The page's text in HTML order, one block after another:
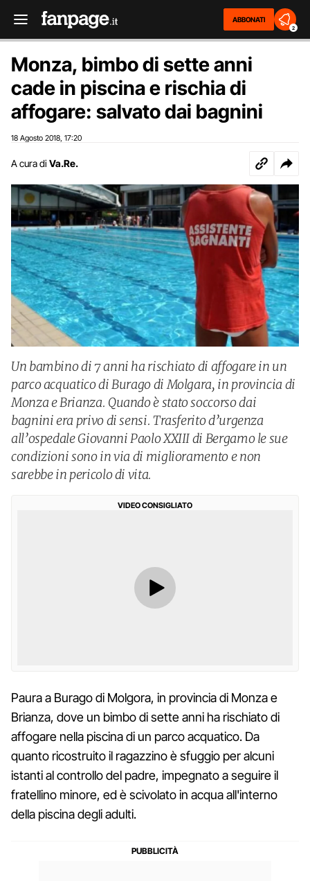
ABBONATI
2
Monza, bimbo di sette anni
cade in piscina e rischia di
affogare: salvato dai bagnini
18 Agosto 2018 17:20
A cura di Va.Re.
Un bambino di 7 anni ha rischiato di affogare in un
parco acquatico di Burago di Molgara, in provincia di
Monza e Brianza. Quando è stato soccorso dai
bagnini era privo di sensi. Trasferito d’urgenza
all’ospedale Giovanni Paolo XXIII di Bergamo le sue
condizioni sono in via di miglioramento e non
sarebbe in pericolo di vita.
VIDEO CONSIGLIATO
Paura a Burago di Molgora, in provincia di Monza e
Brianza, dove un bimbo di sette anni ha rischiato di
affogare nella piscina di un parco acquatico. Da
quanto ricostruito il ragazzino è sfuggio per alcuni
istanti al controllo del padre, impegnato a seguire il
fratellino minore, ed è scivolato in acqua all'interno
della piscina degli adulti.